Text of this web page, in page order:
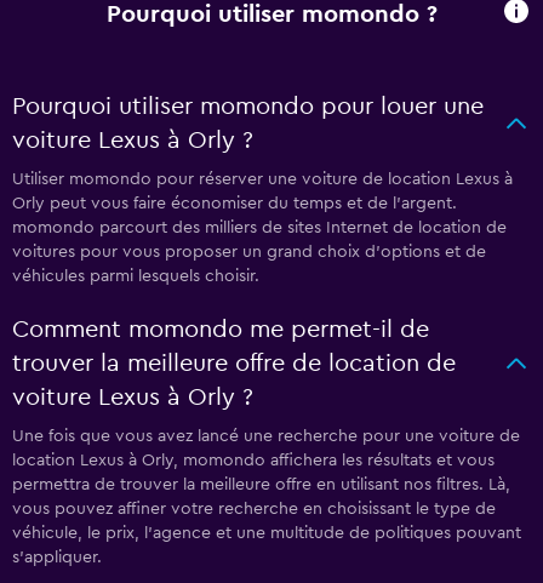
Pourquoi utiliser momondo ?
Pourquoi utiliser momondo pour louer une
voiture Lexus à Orly ?
Utiliser momondo pour réserver une voiture de location Lexus à
Orly peut vous faire économiser du temps et de l'argent.
momondo parcourt des milliers de sites Internet de location de
voitures pour vous proposer un grand choix d'options et de
véhicules parmi lesquels choisir.
Comment momondo me permet-il de
trouver la meilleure offre de location de
voiture Lexus à Orly ?
Une fois que vous avez lancé une recherche pour une voiture de
location Lexus à Orly, momondo affichera les résultats et vous
permettra de trouver la meilleure offre en utilisant nos filtres. Là,
vous pouvez affiner votre recherche en choisissant le type de
véhicule, le prix, l'agence et une multitude de politiques pouvant
s'appliquer.